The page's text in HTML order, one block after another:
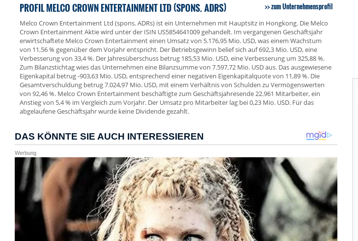
PROFIL MELCO CROWN ENTERTAINMENT LTD (SPONS. ADRS) zum Unternehmensprofil
Melco Crown Entertainment Ltd (spons. ADRs) ist ein Unternehmen mit Hauptsitz in Hongkong. Die Melco
Crown Entertainment Aktie wird unter der ISIN US5854641009 gehandelt. Im vergangenen Geschäftsjahr
erwirtschaftete Melco Crown Entertainment einen Umsatz von 5.176,95 Mio. USD, was einem Wachstum
von 11,56 % gegenüber dem Vorjahr entspricht. Der Betriebsgewinn belief sich auf 692,3 Mio. USD, eine
Verbesserung von 33,4 %. Der Jahresüberschuss betrug 185,53 Mio. USD, eine Verbesserung um 325,88 %.
Zum Bilanzstichtag wies das Unternehmen eine Bilanzsumme von 7.597,72 Mio. USD aus. Das ausgewiesene
Eigenkapital betrug -903,63 Mio. USD, entsprechend einer negativen Eigenkapitalquote von 11,89 %. Die
Gesamtverschuldung betrug 7.024,97 Mio. USD, mit einem Verhältnis von Schulden zu Vermögenswerten
von 92,46 %. Melco Crown Entertainment beschäftigte zum Geschäftsjahresende 22.961 Mitarbeiter, ein
Anstieg von 5,4 % im Vergleich zum Vorjahr. Der Umsatz pro Mitarbeiter lag bei 0,23 Mio. USD. Für das
abgelaufene Geschäftsjahr wurde keine Dividende gezahlt.